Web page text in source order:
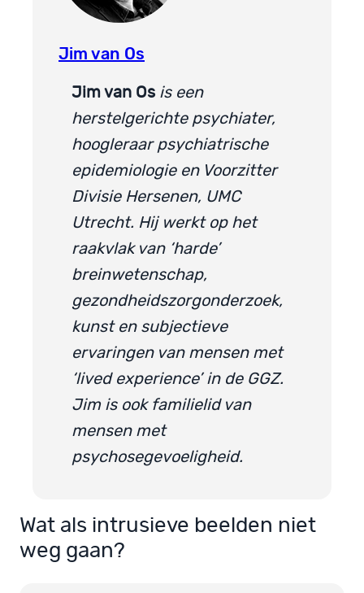
Jim van Os
Jim van Os is een
herstelgerichte psychiater,
hoogleraar psychiatrische
epidemiologie en Voorzitter
Divisie Hersenen, UMC
Utrecht. Hij werkt op het
raakvlak van ‘harde’
breinwetenschap,
gezondheidszorgonderzoek,
kunst en subjectieve
ervaringen van mensen met
‘lived experience’ in de GGZ.
Jim is ook familielid van
mensen met
psychosegevoeligheid.
Wat als intrusieve beelden niet
weg gaan?